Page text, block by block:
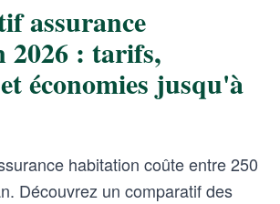
assurance
2026 : tarifs,
économies jusqu'à
habitation coûte entre 250
Découvrez un comparatif des